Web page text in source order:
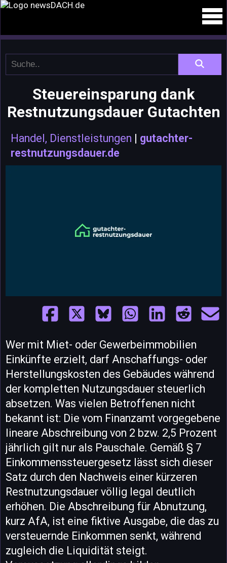
Steuereinsparung dank
Restnutzungsdauer Gutachten
Handel, Dienstleistungen | gutachter-
restnutzungsdauer.de
Wer mit Miet- oder Gewerbeimmobilien
Einkünfte erzielt, darf Anschaffungs- oder
Herstellungskosten des Gebäudes während
der kompletten Nutzungsdauer steuerlich
absetzen. Was vielen Betroffenen nicht
bekannt ist: Die vom Finanzamt vorgegebene
lineare Abschreibung von 2 bzw. 2,5 Prozent
jährlich gilt nur als Pauschale. Gemäß § 7
Einkommenssteuergesetz lässt sich dieser
Satz durch den Nachweis einer kürzeren
Restnutzungsdauer völlig legal deutlich
erhöhen. Die Abschreibung für Abnutzung,
kurz AfA, ist eine fiktive Ausgabe, die das zu
versteuernde Einkommen senkt, während
zugleich die Liquidität steigt.